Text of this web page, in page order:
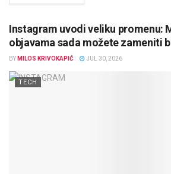
Instagram uvodi veliku promenu:
objavama sada možete zameniti
BY MILOS KRIVOKAPIĆ JUL 30, 2026
TECH